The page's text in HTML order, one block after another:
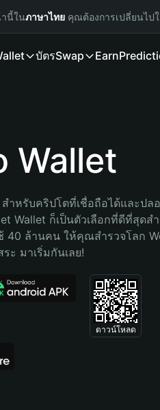
นี้ในภาษาไทย คุณต้องการเปลี่ยนไป
บัตรSwap Earn
Wallet
ำหรับคริปโตที่เชื่อถือได้และปล
Wallet ก็เป็นตัวเลือกที่ดีที่สุดส
40 ล้านคน ให้คุณสำรวจโลก
ะ มาเริ่มกันเลย!
ดาวน์โหลด